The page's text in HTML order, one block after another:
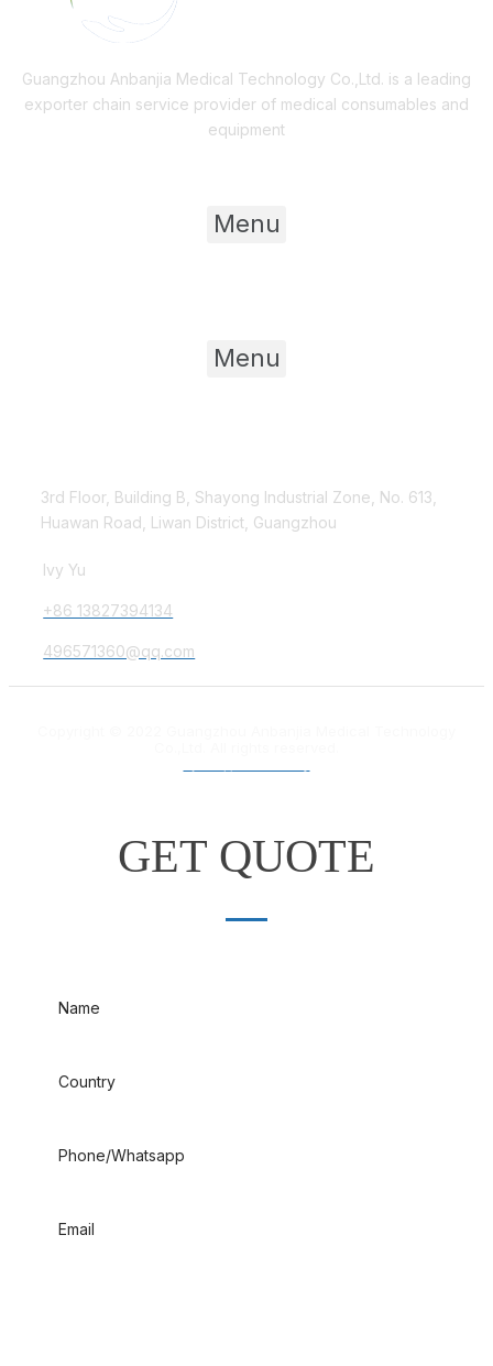
Guangzhou Anbanjia Medical Technology Co.,Ltd. is a leading
exporter chain service provider of medical consumables and
equipment
Menu
Menu
3rd Floor, Building B, Shayong Industrial Zone, No. 613,
Huawan Road, Liwan District, Guangzhou
Ivy Yu
+86 13827394134
496571360@qq.com
GET QUOTE
Name
Country
Phone/Whatsapp
Email